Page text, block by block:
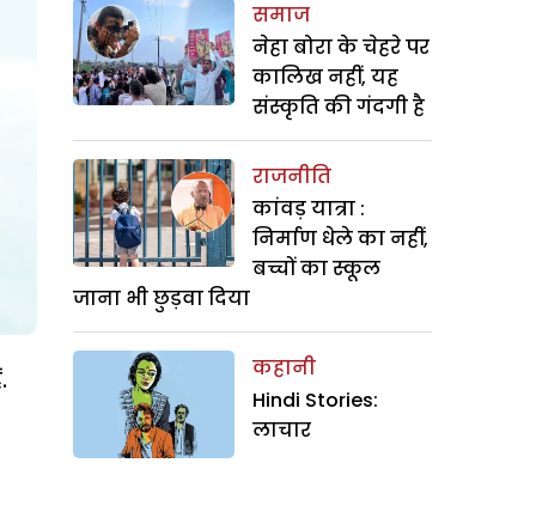
समाज
नेहा बोरा के चेहरे पर
कालिख नहीं, यह
संस्कृति की गंदगी है
राजनीति
कांवड़ यात्रा :
निर्माण धेले का नहीं,
बच्चों का स्कूल
जाना भी छुड़वा दिया
कहानी
Hindi Stories:
लाचार